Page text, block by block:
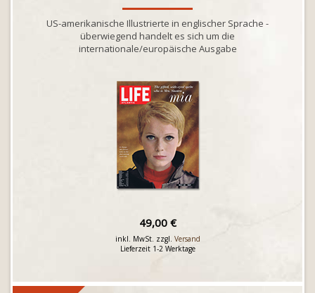
US-amerikanische Illustrierte in englischer Sprache -
überwiegend handelt es sich um die
internationale/europäische Ausgabe
49,00 €
inkl. MwSt. zzgl. Versand
Lieferzeit 1-2 Werktage